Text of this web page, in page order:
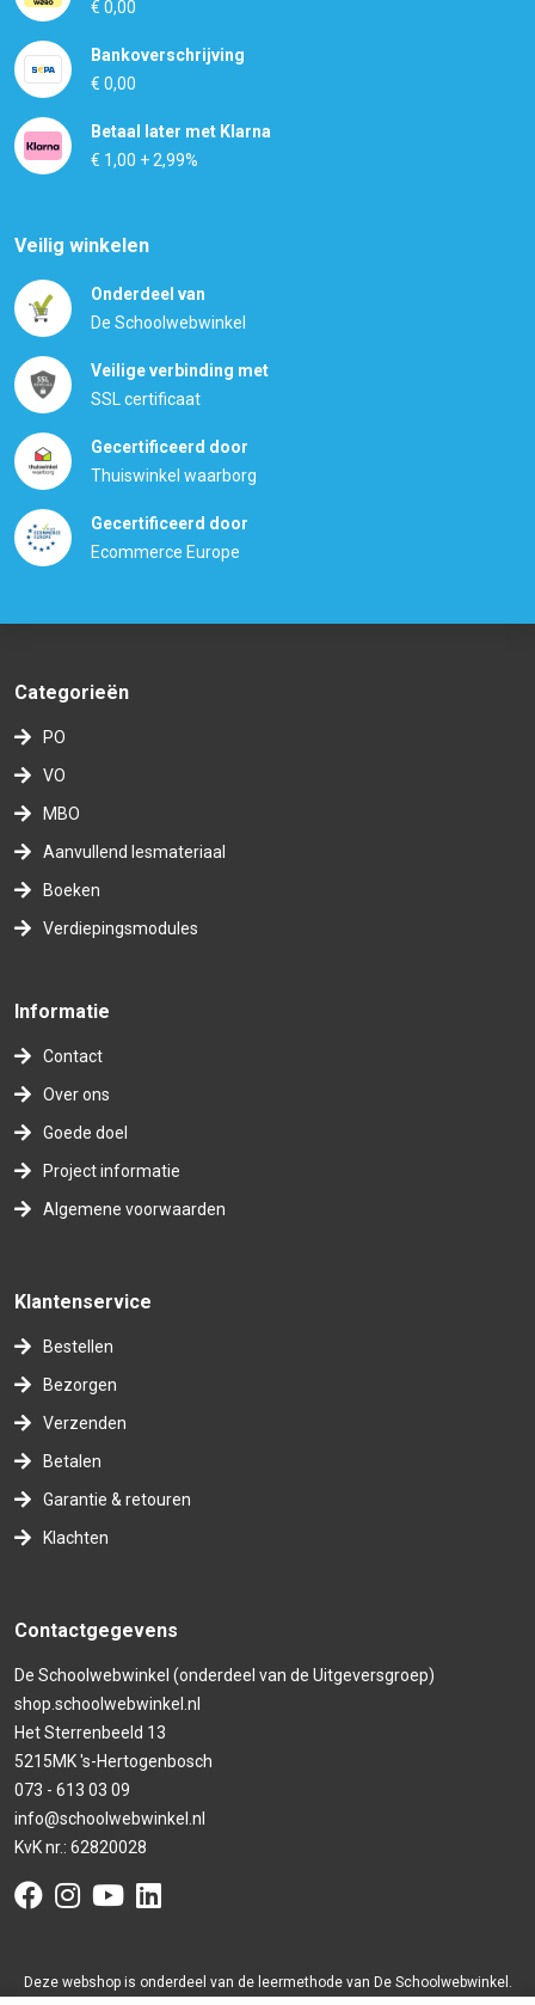
€ 0,00
Bankoverschrijving
€ 0,00
Betaal later met Klarna
€ 1,00 + 2,99%
Veilig winkelen
Onderdeel van
De Schoolwebwinkel
Veilige verbinding met
SSL certificaat
Gecertificeerd door
Thuiswinkel waarborg
Gecertificeerd door
Ecommerce Europe
Categorieën
PO
VO
MBO
Aanvullend lesmateriaal
Boeken
Verdiepingsmodules
Informatie
Contact
Over ons
Goede doel
Project informatie
Algemene voorwaarden
Klantenservice
Bestellen
Bezorgen
Verzenden
Betalen
Garantie & retouren
Klachten
Contactgegevens
De Schoolwebwinkel (onderdeel van de Uitgeversgroep)
shop.schoolwebwinkel.nl
Het Sterrenbeeld 13
5215MK 's-Hertogenbosch
073 - 613 03 09
info@schoolwebwinkel.nl
KvK nr.: 62820028
Deze webshop is onderdeel van de leermethode van De Schoolwebwinkel.